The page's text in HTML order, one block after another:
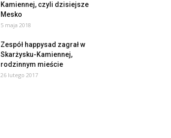
Kamiennej, czyli dzisiejsze
Mesko
5 maja 2018
Zespół happysad zagrał w
Skarżysku-Kamiennej,
rodzinnym mieście
26 lutego 2017